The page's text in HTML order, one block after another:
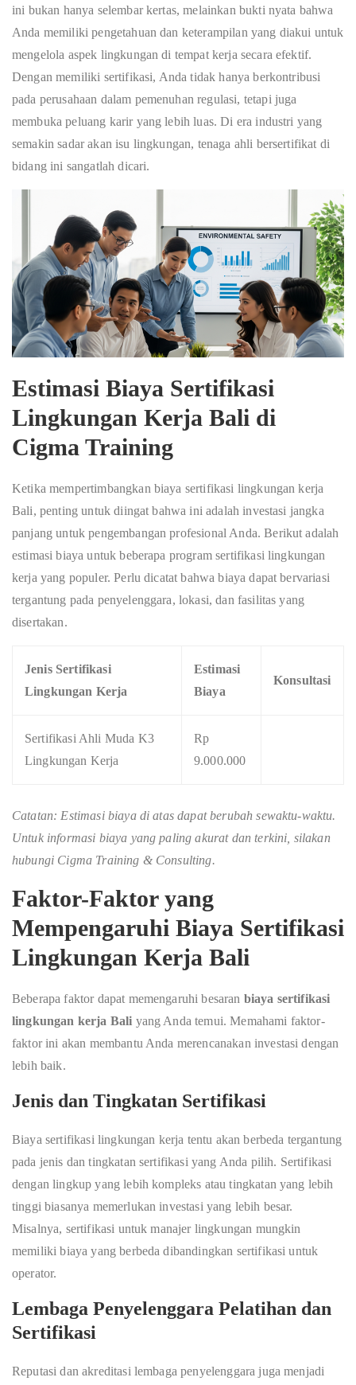
ini bukan hanya selembar kertas, melainkan bukti nyata bahwa
Anda memiliki pengetahuan dan keterampilan yang diakui untuk
mengelola aspek lingkungan di tempat kerja secara efektif.
Dengan memiliki sertifikasi, Anda tidak hanya berkontribusi
pada perusahaan dalam pemenuhan regulasi, tetapi juga
membuka peluang karir yang lebih luas. Di era industri yang
semakin sadar akan isu lingkungan, tenaga ahli bersertifikat di
bidang ini sangatlah dicari.
Estimasi Biaya Sertifikasi
Lingkungan Kerja Bali di
Cigma Training
Ketika mempertimbangkan biaya sertifikasi lingkungan kerja
Bali, penting untuk diingat bahwa ini adalah investasi jangka
panjang untuk pengembangan profesional Anda. Berikut adalah
estimasi biaya untuk beberapa program sertifikasi lingkungan
kerja yang populer. Perlu dicatat bahwa biaya dapat bervariasi
tergantung pada penyelenggara, lokasi, dan fasilitas yang
disertakan.
Jenis Sertifikasi
Lingkungan Kerja
Estimasi
Biaya
Konsultasi
Sertifikasi Ahli Muda K3
Lingkungan Kerja
Rp
9.000.000
Catatan: Estimasi biaya di atas dapat berubah sewaktu-waktu.
Untuk informasi biaya yang paling akurat dan terkini, silakan
hubungi Cigma Training & Consulting.
Faktor-Faktor yang
Mempengaruhi Biaya Sertifikasi
Lingkungan Kerja Bali
Beberapa faktor dapat memengaruhi besaran biaya sertifikasi
lingkungan kerja Bali yang Anda temui. Memahami faktor-
faktor ini akan membantu Anda merencanakan investasi dengan
lebih baik.
Jenis dan Tingkatan Sertifikasi
Biaya sertifikasi lingkungan kerja tentu akan berbeda tergantung
pada jenis dan tingkatan sertifikasi yang Anda pilih. Sertifikasi
dengan lingkup yang lebih kompleks atau tingkatan yang lebih
tinggi biasanya memerlukan investasi yang lebih besar.
Misalnya, sertifikasi untuk manajer lingkungan mungkin
memiliki biaya yang berbeda dibandingkan sertifikasi untuk
operator.
Lembaga Penyelenggara Pelatihan dan
Sertifikasi
Reputasi dan akreditasi lembaga penyelenggara juga menjadi